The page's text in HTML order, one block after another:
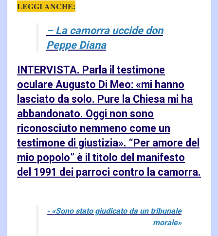
LEGGI ANCHE:
– La camorra uccide don
Peppe Diana
INTERVISTA. Parla il testimone
oculare Augusto Di Meo: «mi hanno
lasciato da solo. Pure la Chiesa mi ha
abbandonato. Oggi non sono
riconosciuto nemmeno come un
testimone di giustizia». “Per amore del
mio popolo” è il titolo del manifesto
del 1991 dei parroci contro la camorra.
- «Sono stato giudicato da un tribunale
morale»